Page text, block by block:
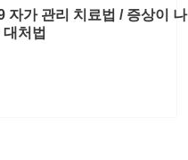
자가 관리 치료법 / 증상이 나
처법